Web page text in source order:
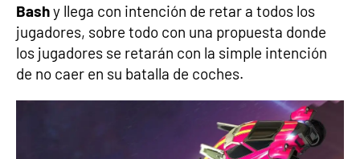
Bashy llega con intención de retar a todos los
jugadores, sobre todo con una propuesta donde
los jugadores se retarán con la simple intención
de no caer en su batalla de coches.